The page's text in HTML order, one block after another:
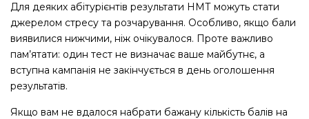
Для деяких абітурієнтів результати НМТ можуть стати
джерелом стресу та розчарування. Особливо, якщо бали
виявилися нижчими, ніж очікувалося. Проте важливо
пам’ятати: один тест не визначає ваше майбутнє, а
вступна кампанія не закінчується в день оголошення
результатів.
Якщо вам не вдалося набрати бажану кількість балів на